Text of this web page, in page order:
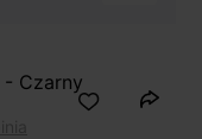
- Czarny